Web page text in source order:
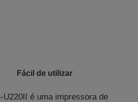
Fácil de utilizar
U220II é uma impressora de